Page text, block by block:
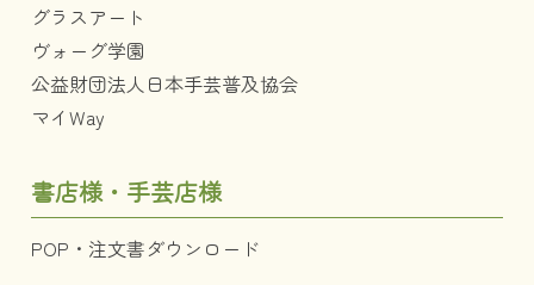
グラスアート
ヴォーグ学園
公益財団法人日本手芸普及協会
マイWay
書店様・手芸店様
POP・注文書ダウンロード